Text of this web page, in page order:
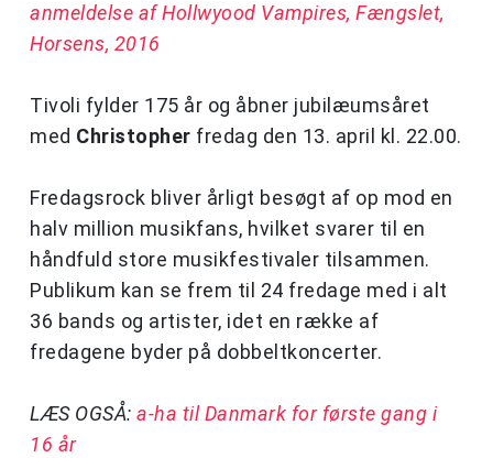
anmeldelse af Hollwyood Vampires, Fængslet,
Horsens, 2016
Tivoli fylder 175 år og åbner jubilæumsåret
med Christopher fredag den 13. april kl. 22.00.
Fredagsrock bliver årligt besøgt af op mod en
halv million musikfans, hvilket svarer til en
håndfuld store musikfestivaler tilsammen.
Publikum kan se frem til 24 fredage med i alt
36 bands og artister, idet en række af
fredagene byder på dobbeltkoncerter.
LÆS OGSÅ: a-ha til Danmark for første gang i
16 år